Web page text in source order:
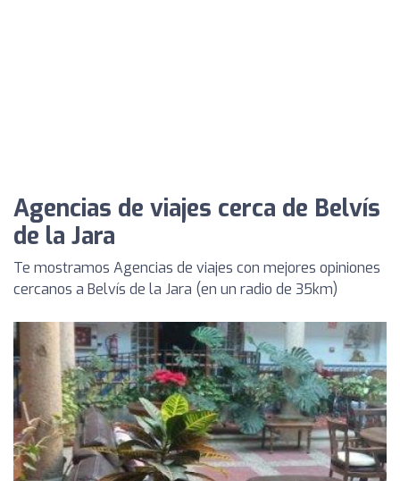
Agencias de viajes cerca de Belvís
de la Jara
Te mostramos Agencias de viajes con mejores opiniones
cercanos a Belvís de la Jara (en un radio de 35km)